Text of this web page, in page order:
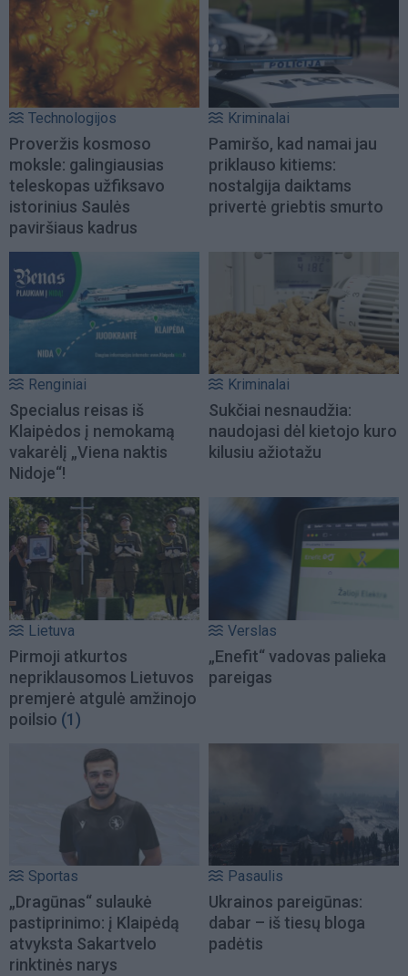
Technologijos
Proveržis kosmoso
moksle: galingiausias
teleskopas užfiksavo
istorinius Saulės
paviršiaus kadrus
Kriminalai
Pamiršo, kad namai jau
priklauso kitiems:
nostalgija daiktams
privertė griebtis smurto
Renginiai
Specialus reisas iš
Klaipėdos į nemokamą
vakarėlį „Viena naktis
Nidoje“!
Kriminalai
Sukčiai nesnaudžia:
naudojasi dėl kietojo kuro
kilusiu ažiotažu
Lietuva
Pirmoji atkurtos
nepriklausomos Lietuvos
premjerė atgulė amžinojo
poilsio (1)
Verslas
„Enefit“ vadovas palieka
pareigas
Sportas
„Dragūnas“ sulaukė
pastiprinimo: į Klaipėdą
atvyksta Sakartvelo
rinktinės narys
Pasaulis
Ukrainos pareigūnas:
dabar – iš tiesų bloga
padėtis